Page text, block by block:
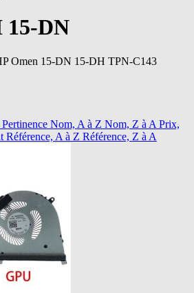
15-DN
Omen 15-DN 15-DH TPN-C143
Pertinence Nom, A à Z Nom, Z à A Prix,
Référence, A à Z Référence, Z à A